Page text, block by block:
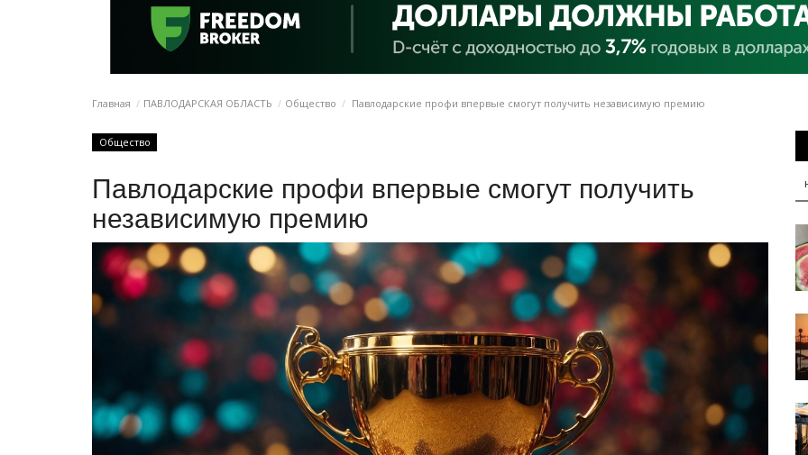
Главная ПАВЛОДАРСКАЯ ОБЛАСТЬ Общество Павлодарские профи впервые смогут получить независимую премию
Общество
Павлодарские профи впервые смогут получить
независимую премию